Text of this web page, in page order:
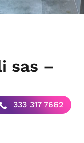
sas –
333 317 7662